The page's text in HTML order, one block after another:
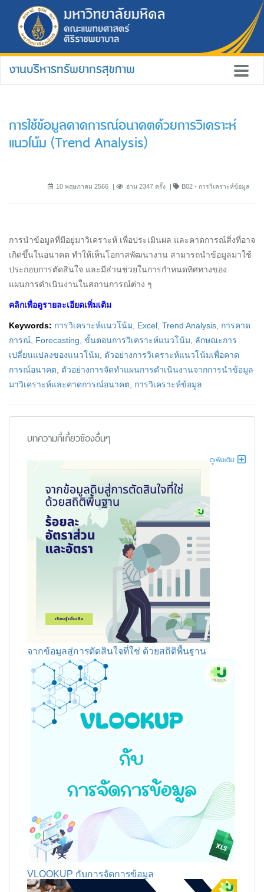
งานบริหารทรัพยากรสุขภาพ
การใช้ข้อมูลคาดการณ์อนาคตด้วยการวิเคราะห์
แนวโน้ม (Trend Analysis)
10 พฤษภาคม 2566 อ่าน 2347 ครั้ง B02 - การวิเคราะห์ข้อมูล
การนำข้อมูลที่มีอยู่มาวิเคราะห์ เพื่อประเมินผล และคาดการณ์สิ่งที่อาจ
เกิดขึ้นในอนาคต ทำให้เห็นโอกาสพัฒนางาน สามารถนำข้อมูลมาใช้
ประกอบการตัดสินใจ และมีส่วนช่วยในการกำหนดทิศทางของ
แผนการดำเนินงานในสถานการณ์ต่าง ๆ
คลิกเพื่อดูรายละเอียดเพิ่มเติม
Keywords: การวิเคราะห์แนวโน้ม Excel Trend Analysis การคาด
การณ์ Forecasting ขั้นตอนการวิเคราะห์แนวโน้ม
ลักษณะการ
เปลี่ยนแปลงของแนวโน้ม
ตัวอย่างการวิเคราะห์แนวโน้มเพื่อคาด
การณ์อนาคต
ตัวอย่างการจัดทำแผนการดำเนินงานจากการนำข้อมูล
มาวิเคราะห์และคาดการณ์อนาคต
การวิเคราะห์ข้อมูล
บทความที่เกี่ยวข้องอื่นๆ
ดูเพิ่มเติม
จากข้อมูลสู่การตัดสินใจที่ใช่ ด้วยสถิติพื้นฐาน
VLOOKUP กับการจัดการข้อมูล